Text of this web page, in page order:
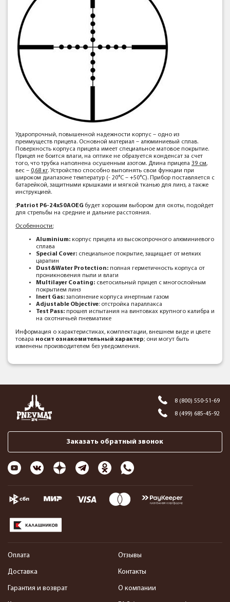
Ударопрочный, повышенной надежности корпус – одно из
преимуществ прицела. Основной материал – алюминиевый сплав.
Поверхность корпуса прицела имеет специальное матовое покрытие.
Прицел не боится влаги, на оптике не образуется конденсат за счет
того, что трубка наполнена осушенным азотом. Длина прицела 39 см,
вес – 0,68 кг. Устройство способно выполнять свои функции при
широком диапазоне температур (- 20°C – +50°C). Прибор поставляется с
батарейкой, защитными крышками и мягкой тканью для линз, а также
инструкцией.
;Patriot P6-24x50AOEG будет хорошим выбором для охоты, подойдет
для стрельбы на средние и дальние расстояния.
Особенности:
Aluminium: корпус прицела из высокопрочного алюминиевого
сплава
Special Cover: специальное покрытие, защищает от мелких
царапин
Dust&Water Protection: полная герметичность корпуса от
проникновения пыли и влаги
Multilayer Coating: светосильный прицел с многослойным
покрытием линз
Inert Gas: заполнение корпуса инертным газом
Adjustable Objective: отстройка параллакса
Test Pass: прошел испытания на винтовках крупного калибра и
на охотничьей пневматике
Информация о характеристиках, комплектации, внешнем виде и цвете
товара носит ознакомительный характер; они могут быть
изменены производителем без уведомления.
8 (800) 550-51-69
8 (499) 685-45-92
Заказать обратный звонок
Оплата
Доставка
Гарантия и возврат
Отзывы
Контакты
О компании